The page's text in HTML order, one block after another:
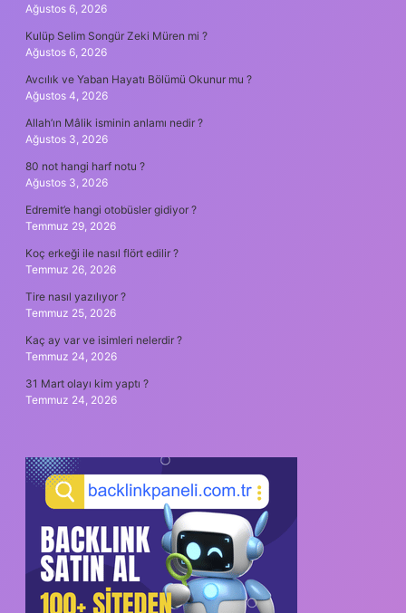
Ağustos 6, 2026
Kulüp Selim Songür Zeki Müren mi ?
Ağustos 6, 2026
Avcılık ve Yaban Hayatı Bölümü Okunur mu ?
Ağustos 4, 2026
Allah’ın Mâlik isminin anlamı nedir ?
Ağustos 3, 2026
80 not hangi harf notu ?
Ağustos 3, 2026
Edremit’e hangi otobüsler gidiyor ?
Temmuz 29, 2026
Koç erkeği ile nasıl flört edilir ?
Temmuz 26, 2026
Tire nasıl yazılıyor ?
Temmuz 25, 2026
Kaç ay var ve isimleri nelerdir ?
Temmuz 24, 2026
31 Mart olayı kim yaptı ?
Temmuz 24, 2026